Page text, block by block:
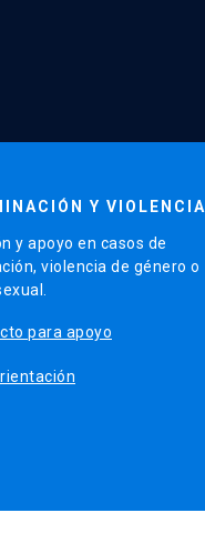
Y VIOLENCIA
y apoyo en casos de
violencia de género o
para apoyo